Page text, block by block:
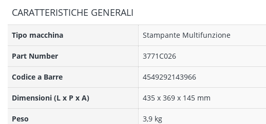
CARATTERISTICHE GENERALI
Tipo macchina Stampante Multifunzione
Part Number 3771C026
Codice a Barre 4549292143966
Dimensioni (L x P x A) 435 x 369 x 145 mm
Peso 3,9 kg